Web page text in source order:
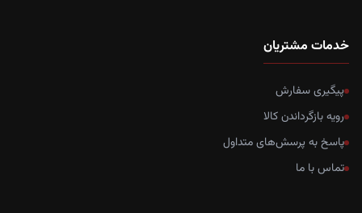
خدمات مشتریان
پیگیری سفارش
رویه بازگرداندن کالا
پاسخ به پرسش‌های متداول
تماس با ما